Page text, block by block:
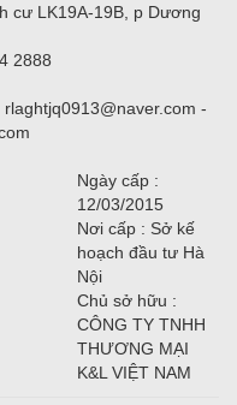
cư LK19A-19B, p Dương
2888
-
Ngày cấp :
12/03/2015
Nơi cấp : Sở kế
hoạch đầu tư Hà
Nội
Chủ sở hữu :
CÔNG TY TNHH
THƯƠNG MẠI
K&L VIỆT NAM